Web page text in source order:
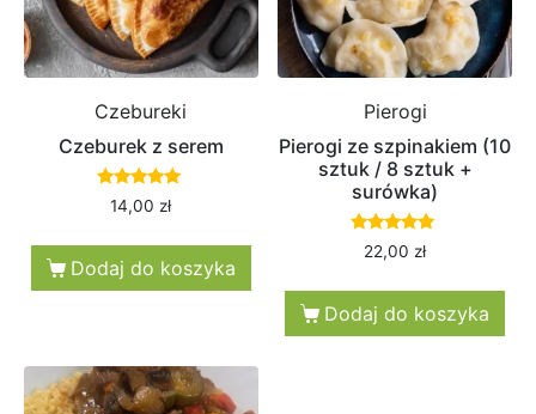
Czebureki
Czeburek z serem
Oceniono
5.00
14,00 zł
Dodaj do koszyka
Pierogi
Pierogi ze szpinakiem (10
sztuk / 8 sztuk +
surówka)
Oceniono
5.00
22,00 zł
Dodaj do koszyka